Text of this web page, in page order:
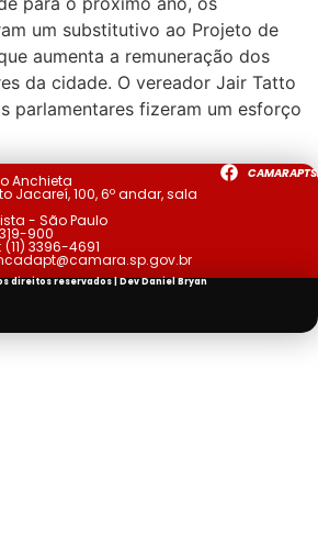
um substitutivo ao Projeto de
aumenta a remuneração dos
da cidade. O vereador Jair Tatto
parlamentares fizeram um esforço
Anchieta
Jacareí, 100, 6º andar, sala
- São Paulo
900
(11) 3396-4691
direitos reservados | DevDaniel Bryan